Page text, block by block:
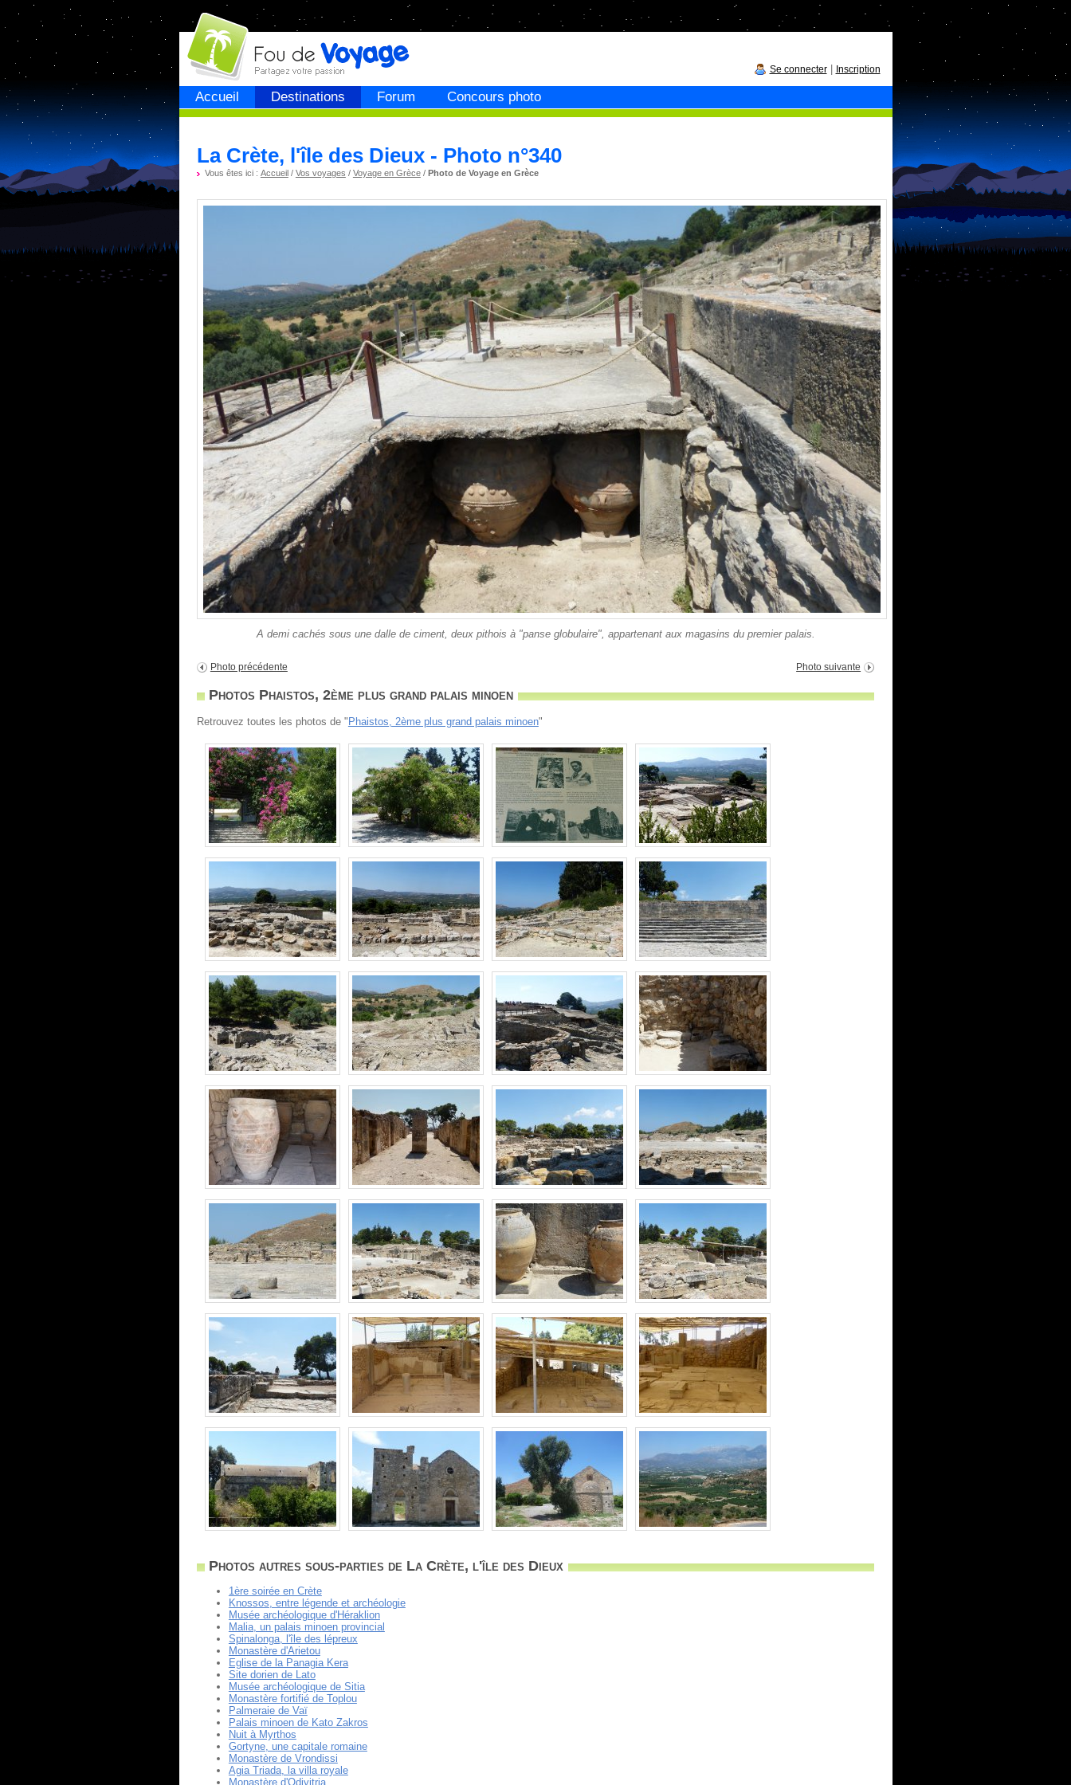
Accueil Destinations Forum Concours photo
Fou devoyage
Se connecter| Inscription
La Crète, l'île des Dieux - Photo n°340
Vous êtes ici : Accueil/ Vos voyages / Voyage en Grèce/ Photo de Voyage en Grèce
A demi cachés sous une dalle de ciment, deux pithois à "panse globulaire", appartenant aux magasins du premier palais.
Photo précédente Photo suivante
Photos Phaistos, 2ème plus grand palais minoen
Retrouvez toutes les photos de " Phaistos, 2ème plus grand palais minoen"
Photos autres sous-parties de La Crète, l'île des Dieux
1ère soirée en Crète
Knossos, entre légende et archéologie
Musée archéologique d'Héraklion
Malia, un palais minoen provincial
Spinalonga, l'île des lépreux
Monastère d'Arietou
Eglise de la Panagia Kera
Site dorien de Lato
Musée archéologique de Sitia
Monastère fortifié de Toplou
Palmeraie de Vaï
Palais minoen de Kato Zakros
Nuit à Myrthos
Gortyne, une capitale romaine
Monastère de Vrondissi
Agia Triada, la villa royale
Monastère d'Odiyitria